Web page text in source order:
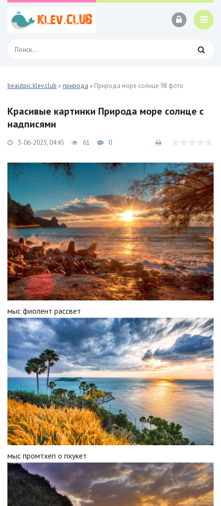
beautpic.klev.club »природа » Природа море солнце 98 фото
Красивые картинки Природа море солнце с
надписями
3-06-2025, 04:45 61 0
мыс фиолент рассвет
мыс промтхеп о пхукет